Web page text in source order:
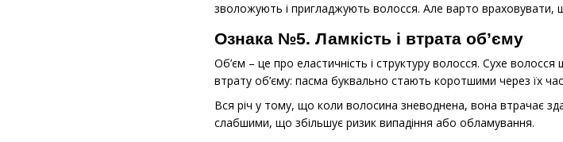
зволожують і пригладжують волосся. Але варто
Ознака №5. Ламкість і втрата об’єму
Об’єм – це про еластичність і структуру волосся. Сухе
втрату об’єму: пасма буквально стають коротшими через їх
Вся річ у тому, що коли волосина зневоднена, вона втрачає
слабшими, що збільшує ризик випадіння або обламування.